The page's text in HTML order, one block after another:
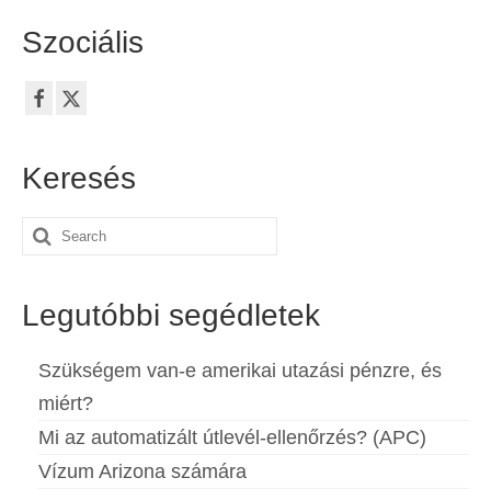
Szociális
Keresés
Search
Legutóbbi segédletek
Szükségem van-e amerikai utazási pénzre, és
miért?
Mi az automatizált útlevél-ellenőrzés? (APC)
Vízum Arizona számára